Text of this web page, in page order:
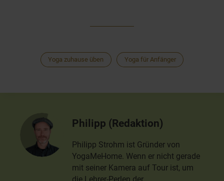
Yoga zuhause üben Yoga für Anfänger
Philipp (Redaktion)
Philipp Strohm ist Gründer von
YogaMeHome. Wenn er nicht gerade
mit seiner Kamera auf Tour ist, um